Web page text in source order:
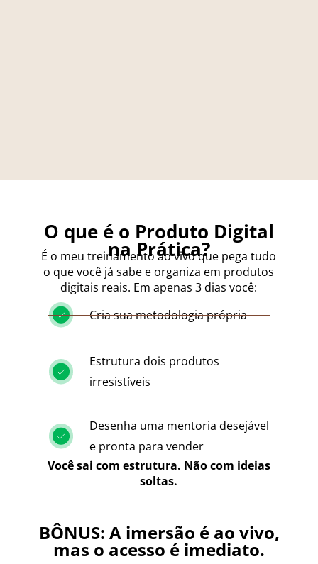
O que é o Produto Digital
na Prática?
É o meu treinamento ao vivo que pega tudo
o que você já sabe e organiza em produtos
digitais reais. Em apenas 3 dias você:
Cria sua metodologia própria
Estrutura dois produtos
irresistíveis
Desenha uma mentoria desejável
e pronta para vender
Você sai com estrutura. Não com ideias
soltas.
BÔNUS: A imersão é ao vivo,
mas o acesso é imediato.